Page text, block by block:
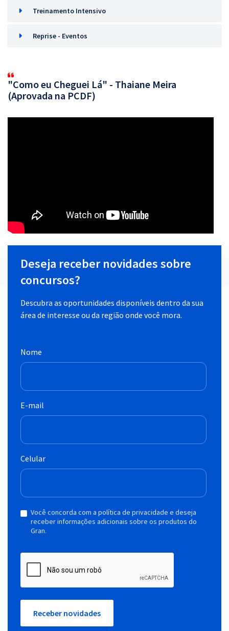
Treinamento Intensivo
Reprise - Eventos
"Como eu Cheguei Lá" - Thaiane Meira
(Aprovada na PCDF)
Deseja receber novidades sobre
concursos?
Descubra as oportunidades disponíveis dentro da sua
área de interesse ou da região onde você mora.
Nome
E-mail
Celular
Você concorda com a política de privacidade e deseja
receber informações adicionais sobre os produtos do
Gran.
Receber novidades